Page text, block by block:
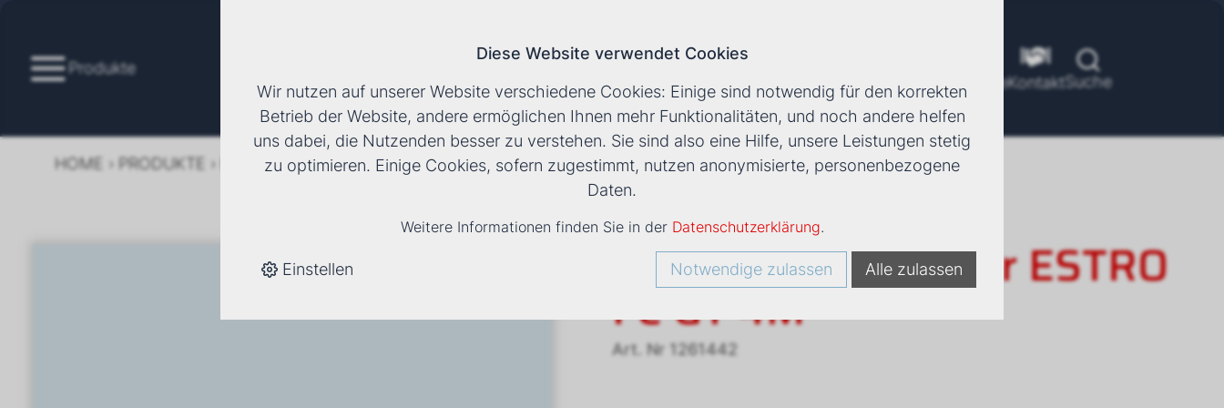
Produkte
ToolsUnternehmen KarriereKontaktSuche
HOME › PRODUKTE › KÄLTE/KLIMA › FANCOILS › VENTILATORKONVEKTOR ESTRO FC GT 4M
Ventilatorkonvektor ESTRO
FC GT 4M
Art. Nr 1261442
Diese Website verwendet Cookies
Wir nutzen auf unserer Website verschiedene Cookies: Einige sind notwendig für den korrekten
Betrieb der Website, andere ermöglichen Ihnen mehr Funktionalitäten, und noch andere helfen
uns dabei, die Nutzenden besser zu verstehen. Sie sind also eine Hilfe, unsere Leistungen stetig
zu optimieren. Einige Cookies, sofern zugestimmt, nutzen anonymisierte, personenbezogene
Daten.
Weitere Informationen finden Sie in der Datenschutzerklärung.
Einstellen Notwendige zulassen Alle zulassen